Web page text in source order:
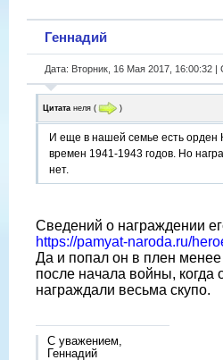
Геннадий
Дата: Вторник, 16 Мая 2017, 16:00:32
Цитата неля ( )
И еще в нашей семье есть орден
времен 1941-1943 годов. Но
нет.
Сведений о награждении
https://pamyat-naroda.ru/
Да и попал он в плен
после начала войны, когда
награждали весьма скупо.
С уважением,
Геннадий